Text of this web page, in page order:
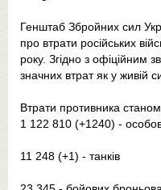
Генштаб Збройних сил
про втрати російських
року. Згідно з офіційним
значних втрат як у живій
Втрати противника
1 122 810 (+1240) -
11 248 (+1) - танків